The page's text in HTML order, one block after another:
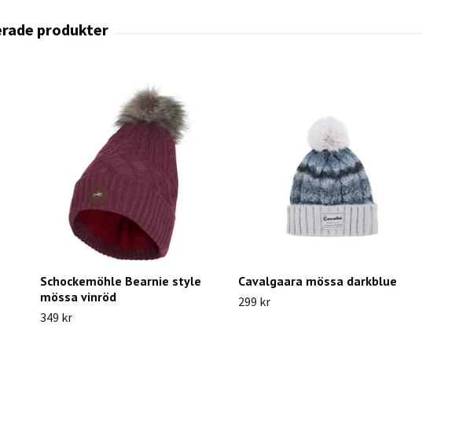
Schockemöhle Bearnie style
mössa vinröd
349 kr
Cavalgaara mössa darkblue
299 kr